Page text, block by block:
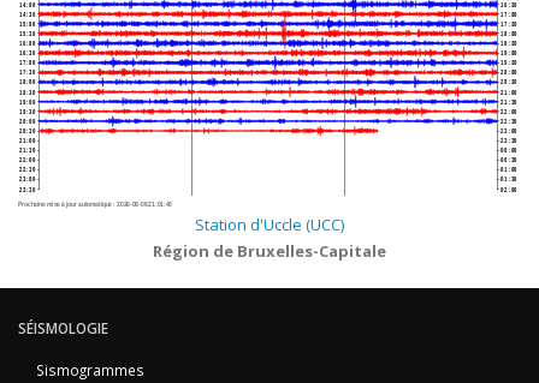
14:00
14:30
15:00
15:30
16:00
16:30
17:00
17:30
18:00
18:30
19:00
19:30
20:00
20:30
21:00
21:30
22:00
22:30
23:00
23:30
16:30
17:00
17:30
18:00
18:30
19:00
19:30
20:00
20:30
21:00
21:30
22:00
22:30
23:00
23:30
00:00
00:30
01:00
01:30
02:00
Prochaine mise à jour automatique :2026-08-06 21:01:40
Station d'Uccle (UCC)
Région de Bruxelles-Capitale
SÉISMOLOGIE
Sismogrammes